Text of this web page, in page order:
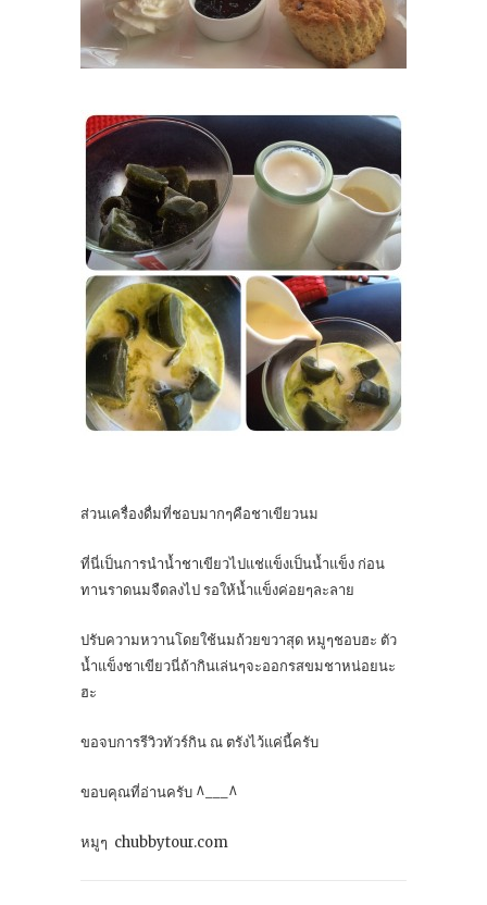
ส่วนเครื่องดื่มที่ชอบมากๆคือชาเขียวนม
ที่นี่เป็นการนำน้ำชาเขียวไปแช่แข็งเป็นน้ำแข็ง ก่อน
ทานราดนมจืดลงไป รอให้น้ำแข็งค่อยๆละลาย
ปรับความหวานโดยใช้นมถ้วยขวาสุด หมูๆชอบฮะ ตัว
น้ำแข็งชาเขียวนี่ถ้ากินเล่นๆจะออกรสขมชาหน่อยนะ
ฮะ
ขอจบการรีวิวทัวร์กิน ณ ตรังไว้แค่นี้ครับ
ขอบคุณที่อ่านครับ ^___^
หมูๆ chubbytour.com